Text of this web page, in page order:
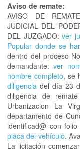
Aviso de remate:
AVISO DE
JUDICIAL DEL
DEL JUZGADO: ver
Popular donde se
dentro del proceso
demandante: ver
nombre completo, se
diligencia del día 23
diligencia de
Urbanizacion La
departamento de
identificad@ con
placa del vehículo.
La licitación